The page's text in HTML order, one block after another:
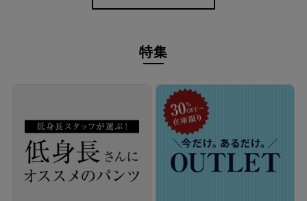
脇のラインをヒップから裾にかけて前身頃側に寄せることで、シ
フェイクの前立てがあるため、短いトップスとあわせたりトップ
スインもOK。 裾スリットからのぞく足首が華奢見えするので、
女性らしくも軽やかな印象になりますよ。
特集